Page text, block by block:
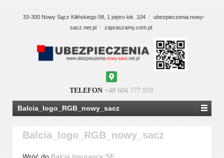
33-300 Nowy Sącz Kilińskiego 58, 1 piętro lok. 104
ubezpieczenia.nowy-
sacz.net.pl
zapraszamy.com.pl
Maps
TELEFON +48 604 777 959
Balcia_logo_RGB_nowy_sacz
Balcia_logo_RGB_nowy_sacz
Wróć do Balcia Insurance SE